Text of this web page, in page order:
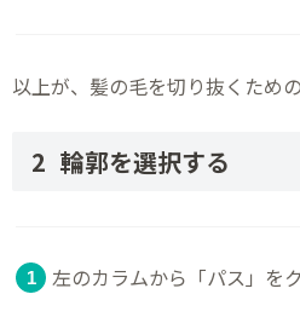
以上が、髪の毛を切り抜くための
輪郭を選択する
左のカラムから「パス」を